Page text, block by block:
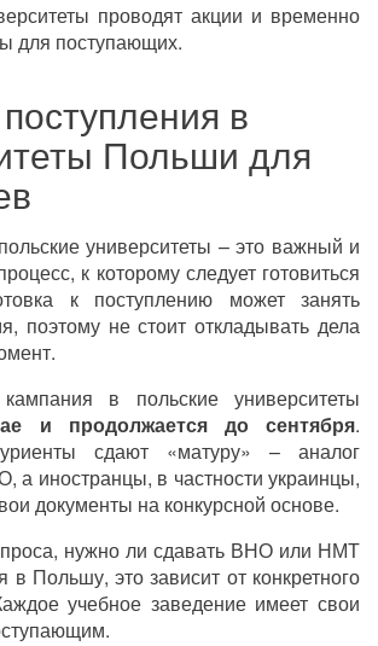
проводят акции и временно
для поступающих.
в
Польши для
университеты – это важный и
к которому следует готовиться
к поступлению может занять
поэтому не стоит откладывать дела
кампания в польские университеты
и продолжается до сентября.
сдают «матуру» – аналог
а иностранцы, в частности украинцы,
документы на конкурсной основе.
нужно ли сдавать ВНО или НМТ
в Польшу, это зависит от конкретного
учебное заведение имеет свои